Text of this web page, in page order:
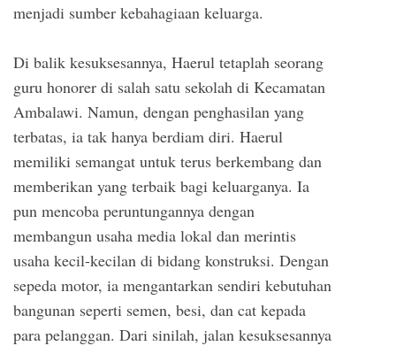
menjadi sumber kebahagiaan keluarga.
Di balik kesuksesannya, Haerul tetaplah seorang
guru honorer di salah satu sekolah di Kecamatan
Ambalawi. Namun, dengan penghasilan yang
terbatas, ia tak hanya berdiam diri. Haerul
memiliki semangat untuk terus berkembang dan
memberikan yang terbaik bagi keluarganya. Ia
pun mencoba peruntungannya dengan
membangun usaha media lokal dan merintis
usaha kecil-kecilan di bidang konstruksi. Dengan
sepeda motor, ia mengantarkan sendiri kebutuhan
bangunan seperti semen, besi, dan cat kepada
para pelanggan. Dari sinilah, jalan kesuksesannya